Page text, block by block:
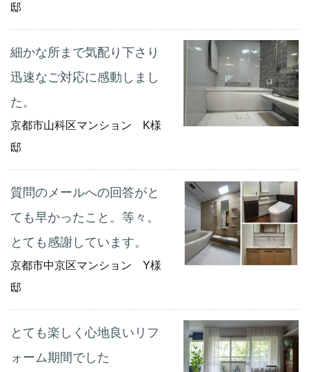
邸
細かな所まで気配り下さり
迅速なご対応に感動しまし
た。
京都市山科区マンション K様
邸
質問のメールへの回答がと
ても早かったこと。等々。
とても感謝しています。
京都市中京区マンション Y様
邸
とても楽しく心地良いリフ
ォーム期間でした